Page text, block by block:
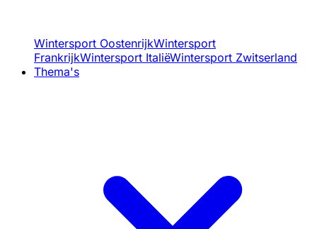
Wintersport OostenrijkWintersport
FrankrijkWintersport ItaliëWintersport Zwitserland
Thema's